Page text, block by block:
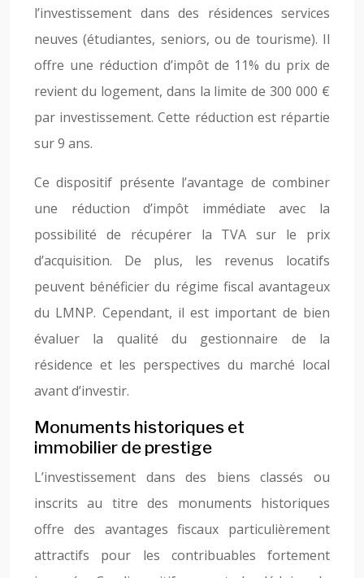
l’investissement dans des résidences services
neuves (étudiantes, seniors, ou de tourisme). Il
offre une réduction d’impôt de 11% du prix de
revient du logement, dans la limite de 300 000 €
par investissement. Cette réduction est répartie
sur 9 ans.
Ce dispositif présente l’avantage de combiner
une réduction d’impôt immédiate avec la
possibilité de récupérer la TVA sur le prix
d’acquisition. De plus, les revenus locatifs
peuvent bénéficier du régime fiscal avantageux
du LMNP. Cependant, il est important de bien
évaluer la qualité du gestionnaire de la
résidence et les perspectives du marché local
avant d’investir.
Monuments historiques et
immobilier de prestige
L’investissement dans des biens classés ou
inscrits au titre des monuments historiques
offre des avantages fiscaux particulièrement
attractifs pour les contribuables fortement